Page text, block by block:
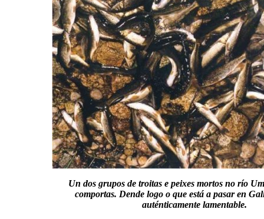
Un dos grupos de troitas e peixes mortos no río
comportas. Dende logo o que está a pasar en
auténticamente lamentable.